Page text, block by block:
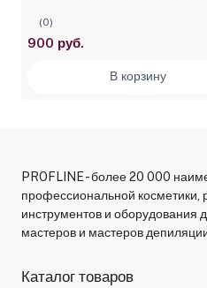
(0)
900 руб.
В корзину
PROFLINE - более 20 000
профессиональной косметики,
инструментов и оборудования
мастеров и мастеров
Каталог товаров